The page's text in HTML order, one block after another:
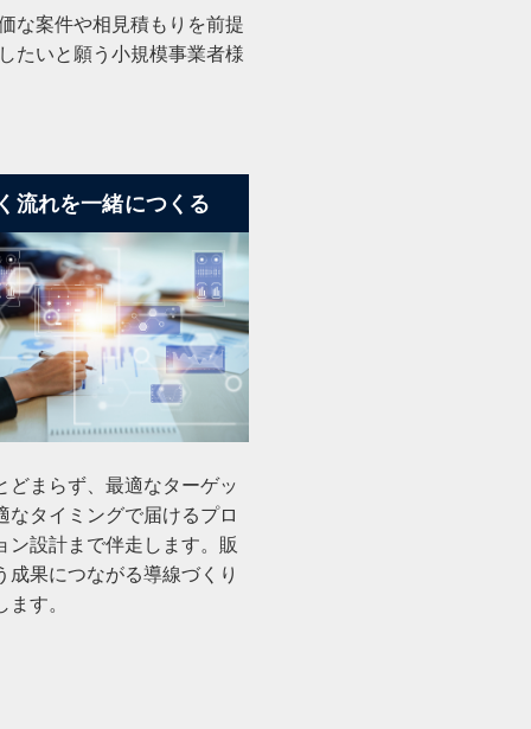
な案件や相見積もりを前提
たいと願う小規模事業者様
流れを一緒につくる
どまらず、最適なターゲッ
なタイミングで届けるプロ
ン設計まで伴走します。販
成果につながる導線づくり
ます。